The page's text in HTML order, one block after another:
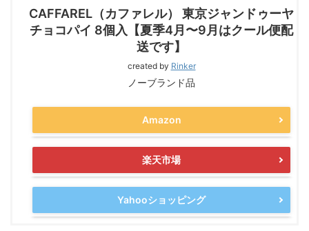
CAFFAREL（カファレル） 東京ジャンドゥーヤ
チョコパイ 8個入【夏季4月〜9月はクール便配
送です】
created by Rinker
ノーブランド品
Amazon
楽天市場
Yahooショッピング